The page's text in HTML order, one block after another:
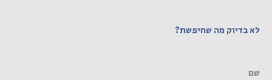
לא בדיוק מה שחיפשת?
שם